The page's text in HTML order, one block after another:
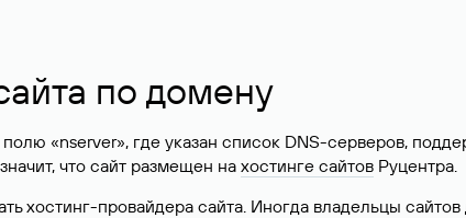
по домену
«nserver», где указан список DNS-серверов,
что сайт размещен на хостинге сайтов Руцентра.
хостинг-провайдера сайта. Иногда владельцы